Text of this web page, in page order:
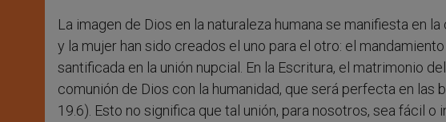
La imagen de Dios en la naturaleza humana se manifiesta en
y la mujer han sido creados el uno para el otro: el
santificada en la unión nupcial. En la Escritura, el matrimonio
comunión de Dios con la humanidad, que será perfecta en las
19.6). Esto no significa que tal unión, para nosotros, sea fácil o